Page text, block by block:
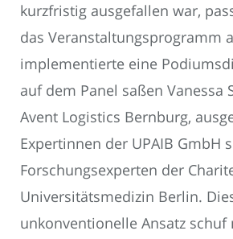
kurzfristig ausgefallen war,
das Veranstaltungsprogramm
implementierte eine
auf dem Panel saßen Vanessa
Avent Logistics Bernburg,
Expertinnen der UPAIB GmbH
Forschungsexperten der
Universitätsmedizin Berlin.
unkonventionelle Ansatz schuf